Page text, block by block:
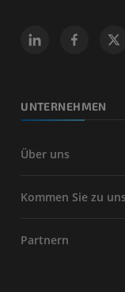
UNTERNEHMEN
Über uns
Kommen Sie zu uns
Partnern